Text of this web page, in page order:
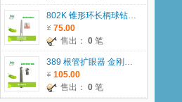
802K 锥形环长柄球钻 金刚砂车针 瑞士JOTA原装进口 5支/板 单位：板
75.00
售出： 0 笔
389 根管扩眼器 金刚砂车针 瑞士JOTA原装进口 5支/板 单位：板
105.00
售出： 0 笔